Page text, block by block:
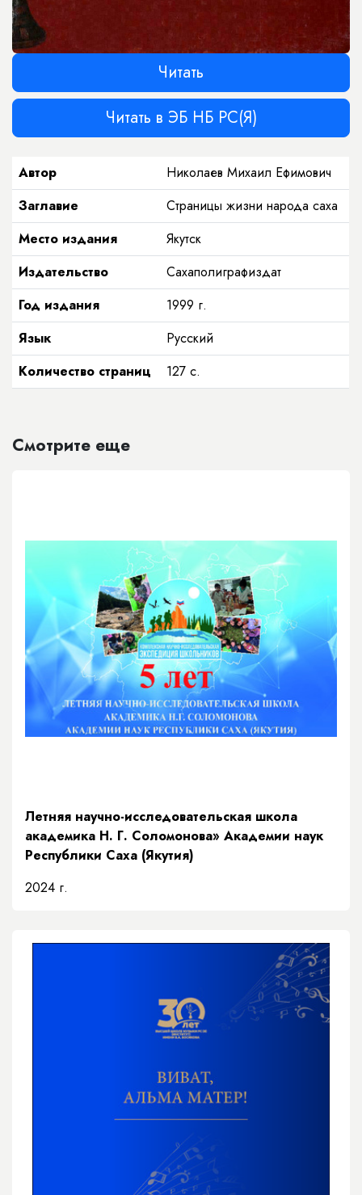
Читать
Читать в ЭБ НБ РС(Я)
Автор
Николаев Михаил Ефимович
Заглавие
Страницы жизни народа саха
Место издания
Якутск
Издательство
Сахаполиграфиздат
Год издания
1999 г.
Язык
Русский
Количество страниц
127 с.
Смотрите еще
Летняя научно-исследовательская школа
академика Н. Г. Соломонова» Академии наук
Республики Саха (Якутия)
2024 г.